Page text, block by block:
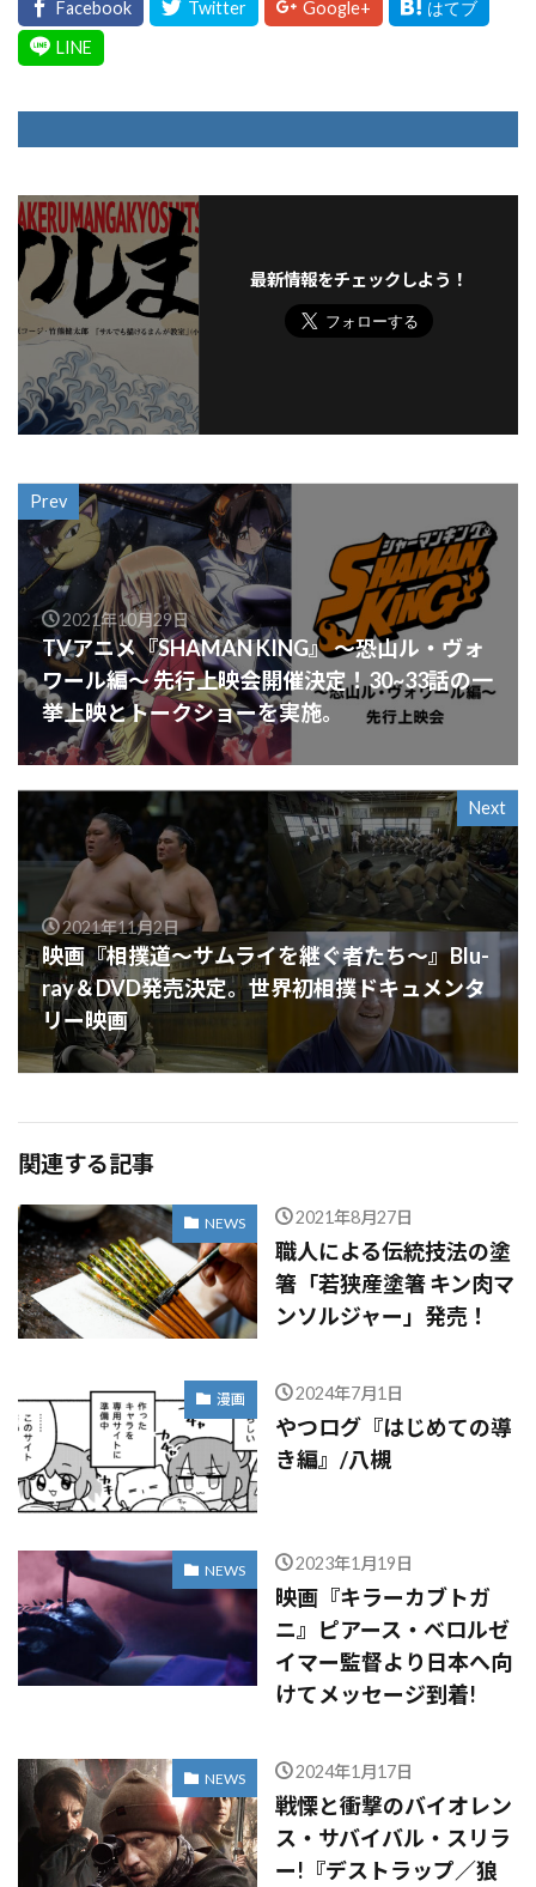
最新情報をチェックしよう！
Prev
2021年10月29日
TVアニメ『SHAMAN KING』 〜恐山ル・ヴォ
ワール編〜 先行上映会開催決定！30~33話の一
挙上映とトークショーを実施。
Next
2021年11月2日
映画『相撲道〜サムライを継ぐ者たち〜』Blu-
ray＆DVD発売決定。世界初相撲ドキュメンタ
リー映画
関連する記事
NEWS 2021年8月27日
職人による伝統技法の塗
箸「若狭産塗箸 キン肉マ
ンソルジャー」発売！
漫画 2024年7月1日
やつログ『はじめての導
き編』/八槻
NEWS 2023年1月19日
映画『キラーカブトガ
ニ』ピアース・ベロルゼ
イマー監督より日本へ向
けてメッセージ到着!
NEWS 2024年1月17日
戦慄と衝撃のバイオレン
ス・サバイバル・スリラ
ー!『デストラップ／狼